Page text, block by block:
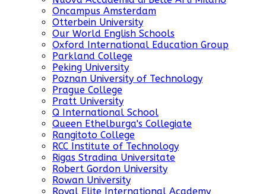
Oncampus Amsterdam
Otterbein University
Our World English Schools
Oxford International Education Group
Parkland College
Peking University
Poznan University of Technology
Prague College
Pratt University
Q International School
Queen Ethelburga's Collegiate
Rangitoto College
RCC Institute of Technology
Rigas Stradina Universitate
Robert Gordon University
Rowan University
Royal Elite International Academy